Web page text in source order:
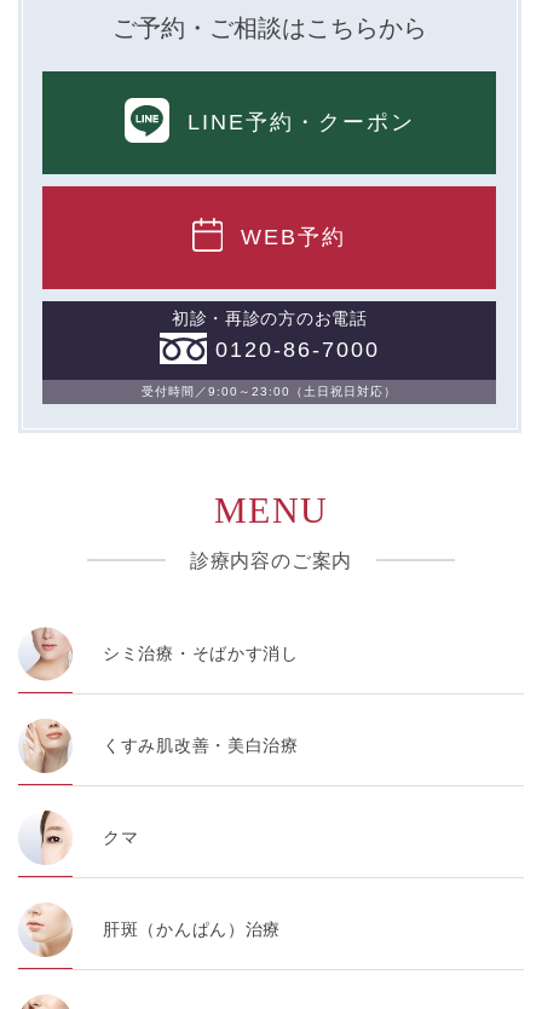
ご予約・ご相談はこちらから
LINE予約 ・クーポン
WEB予約
初診・再診の方のお電話
0120-86-7000
受付時間／9:00～23:00（土日祝日対応）
MENU
診療内容のご案内
シミ治療・そばかす消し
くすみ肌改善・美白治療
クマ
肝斑（かんぱん）治療